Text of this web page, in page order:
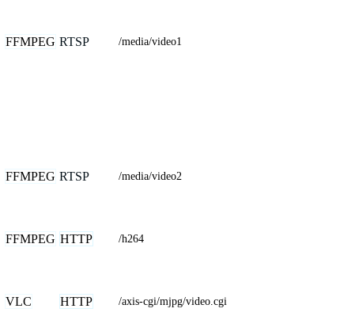
FFMPEG RTSP /media/video1
FFMPEG RTSP /media/video2
FFMPEG HTTP /h264
VLC HTTP /axis-cgi/mjpg/video.cgi